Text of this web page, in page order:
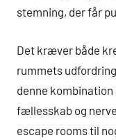
stemning, der får
Det kræver både
rummets
denne
fællesskab og
escape rooms til